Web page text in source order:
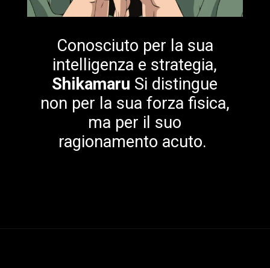
Conosciuto per la sua
intelligenza e strategia,
Shikamaru Si distingue
non per la sua forza fisica,
ma per il suo
ragionamento acuto.